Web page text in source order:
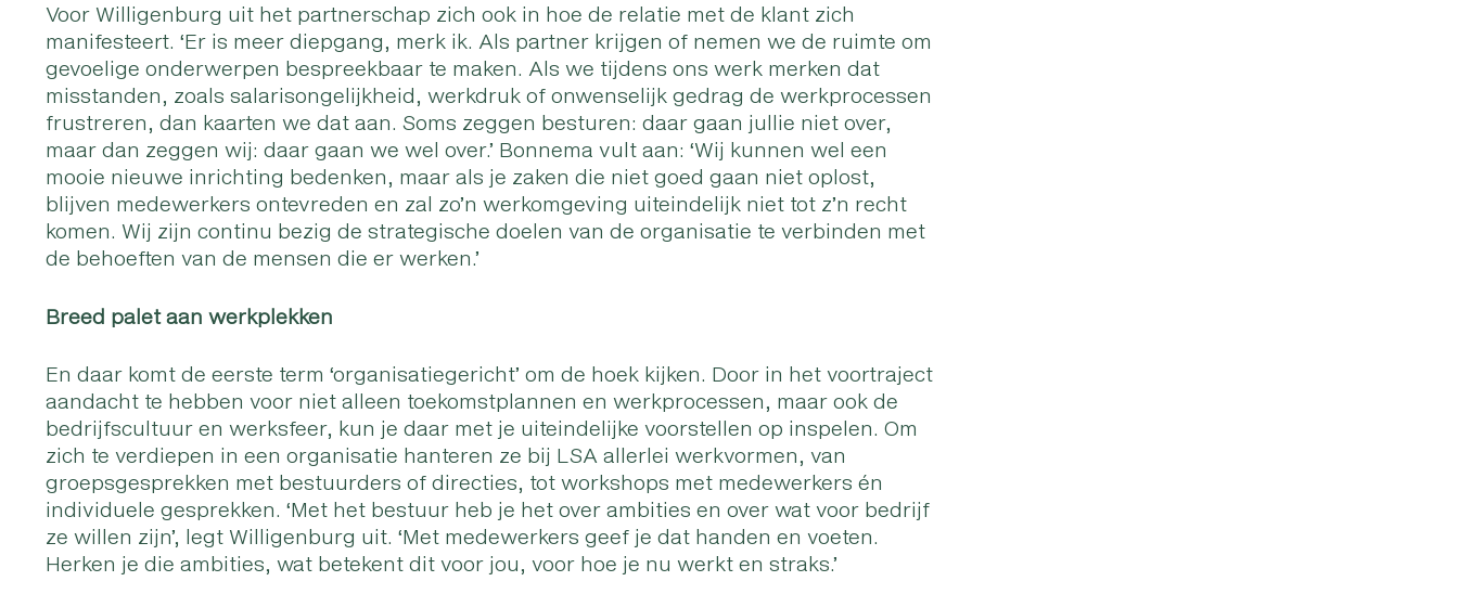
Voor Willigenburg uit het partnerschap zich ook in hoe de relatie met de klant zich
manifesteert. ‘Er is meer diepgang, merk ik. Als partner krijgen of nemen we de ruimte om
gevoelige onderwerpen bespreekbaar te maken. Als we tijdens ons werk merken dat
misstanden, zoals salarisongelijkheid, werkdruk of onwenselijk gedrag de werkprocessen
frustreren, dan kaarten we dat aan. Soms zeggen besturen: daar gaan jullie niet over,
maar dan zeggen wij: daar gaan we wel over.’ Bonnema vult aan: ‘Wij kunnen wel een
mooie nieuwe inrichting bedenken, maar als je zaken die niet goed gaan niet oplost,
blijven medewerkers ontevreden en zal zo’n werkomgeving uiteindelijk niet tot z’n recht
komen. Wij zijn continu bezig de strategische doelen van de organisatie te verbinden met
de behoeften van de mensen die er werken.’
Breed palet aan werkplekken
En daar komt de eerste term ‘organisatiegericht’ om de hoek kijken. Door in het voortraject
aandacht te hebben voor niet alleen toekomstplannen en werkprocessen, maar ook de
bedrijfscultuur en werksfeer, kun je daar met je uiteindelijke voorstellen op inspelen. Om
zich te verdiepen in een organisatie hanteren ze bij LSA allerlei werkvormen, van
groepsgesprekken met bestuurders of directies, tot workshops met medewerkers én
individuele gesprekken. ‘Met het bestuur heb je het over ambities en over wat voor bedrijf
ze willen zijn’, legt Willigenburg uit. ‘Met medewerkers geef je dat handen en voeten.
Herken je die ambities, wat betekent dit voor jou, voor hoe je nu werkt en straks.’